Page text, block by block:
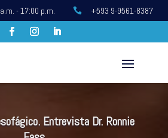
- 17:00 p.m.  +593 9-9561-8387
Entrevista Dr. Ronnie